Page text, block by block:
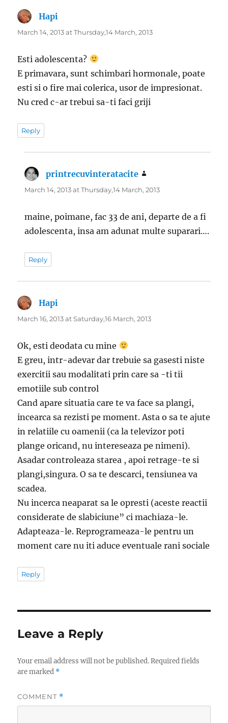
Hapi
March 14, 2013 at Thursday,14 March, 2013
Esti adolescenta?
E primavara, sunt schimbari hormonale, poate
esti si o fire mai colerica, usor de impresionat.
Nu cred c-ar trebui sa-ti faci griji
Reply
printrecuvinteratacite
March 14, 2013 at Thursday,14 March, 2013
maine, poimane, fac 33 de ani, departe de a fi
adolescenta, insa am adunat multe suparari….
Reply
Hapi
March 16, 2013 at Saturday,16 March, 2013
Ok, esti deodata cu mine
E greu, intr-adevar dar trebuie sa gasesti niste
exercitii sau modalitati prin care sa -ti tii
emotiile sub control
Cand apare situatia care te va face sa plangi,
incearca sa rezisti pe moment. Asta o sa te ajute
in relatiile cu oamenii (ca la televizor poti
plange oricand, nu intereseaza pe nimeni).
Asadar controleaza starea , apoi retrage-te si
plangi,singura. O sa te descarci, tensiunea va
scadea.
Nu incerca neaparat sa le opresti (aceste reactii
considerate de slabiciune” ci machiaza-le.
Adapteaza-le. Reprogrameaza-le pentru un
moment care nu iti aduce eventuale rani sociale
Reply
Leave a Reply
Your email address will not be published. Required fields
are marked *
COMMENT *